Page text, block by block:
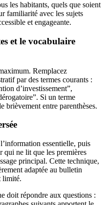
les habitants, quels que soient
familiarité avec les sujets
et engageante.
et le vocabulaire
Remplacez
par des termes courants :
d’investissement”,
Si un terme
brièvement entre parenthèses.
essentielle, puis
qui ne lit que les premières
principal. Cette technique,
adaptée au bulletin
limité.
doit répondre aux questions :